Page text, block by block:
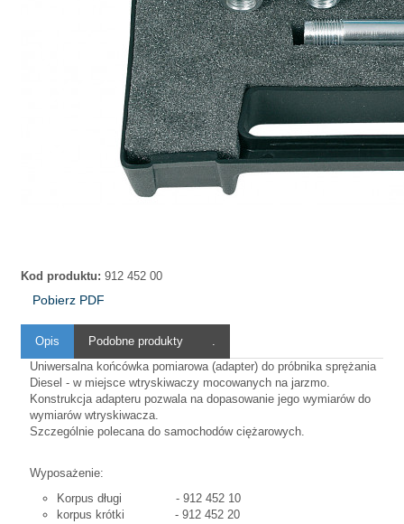
Kod produktu: 912 452 00
Pobierz PDF
Opis Podobne produkty
Uniwersalna końcówka pomiarowa (adapter) do próbnika sprężania
Diesel - w miejsce wtryskiwaczy mocowanych na jarzmo.
Konstrukcja adapteru pozwala na dopasowanie jego wymiarów do
wymiarów wtryskiwacza.
Szczególnie polecana do samochodów ciężarowych.
Wyposażenie:
Korpus długi - 912 452 10
korpus krótki - 912 452 20